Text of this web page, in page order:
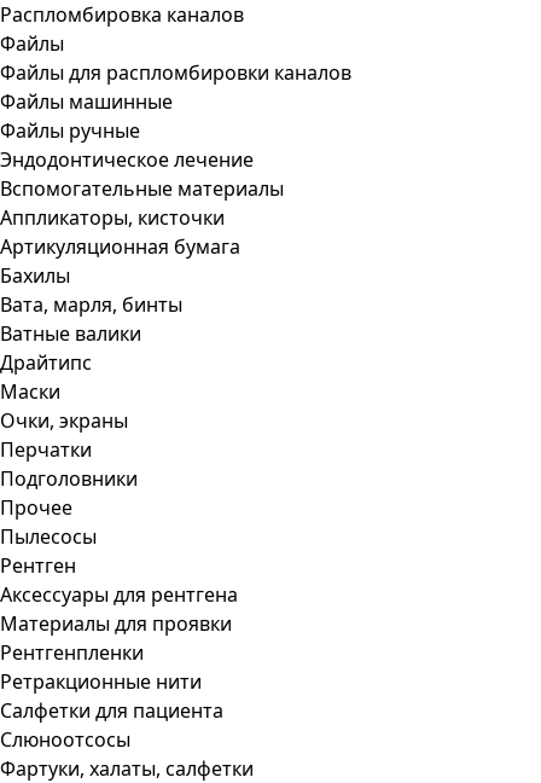
Распломбировка каналов
Файлы
Файлы для распломбировки каналов
Файлы машинные
Файлы ручные
Эндодонтическое лечение
Вспомогательные материалы
Аппликаторы, кисточки
Артикуляционная бумага
Бахилы
Вата, марля, бинты
Ватные валики
Драйтипс
Маски
Очки, экраны
Перчатки
Подголовники
Прочее
Пылесосы
Рентген
Аксессуары для рентгена
Материалы для проявки
Рентгенпленки
Ретракционные нити
Салфетки для пациента
Слюноотсосы
Фартуки, халаты, салфетки